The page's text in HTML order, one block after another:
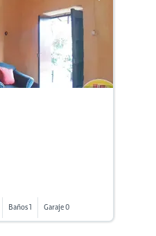
Baños 1 Garaje 0